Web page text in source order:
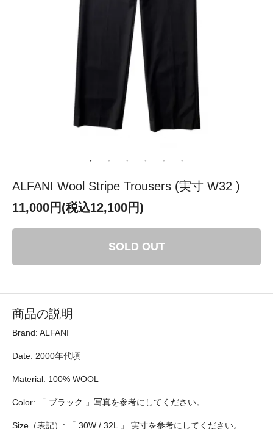
ALFANI Wool Stripe Trousers (実寸 W32 )
11,000円(税込12,100円)
SOLD OUT
商品の説明
Brand: ALFANI
Date: 2000年代頃
Material: 100% WOOL
Color: 「 ブラック 」写真を参考にしてください。
Size（表記）: 「 30W / 32L 」 実寸を参考にしてください。